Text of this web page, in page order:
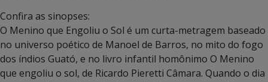
Confira as sinopses:
O Menino que Engoliu o Sol é um curta-metragem baseado
no universo poético de Manoel de Barros, no mito do fogo
dos índios Guató, e no livro infantil homônimo O Menino
que engoliu o sol, de Ricardo Pieretti Câmara. Quando o dia